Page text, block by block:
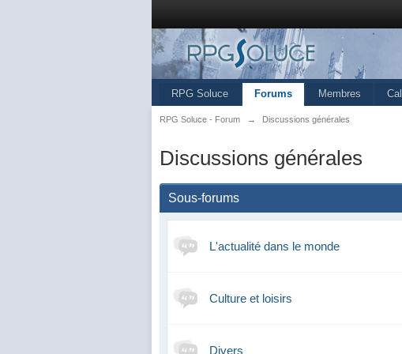
RPG Soluce Forums Membres
RPG Soluce - Forum → Discussions générales
Discussions générales
Sous-forums
L'actualité dans le monde
Culture et loisirs
Divers